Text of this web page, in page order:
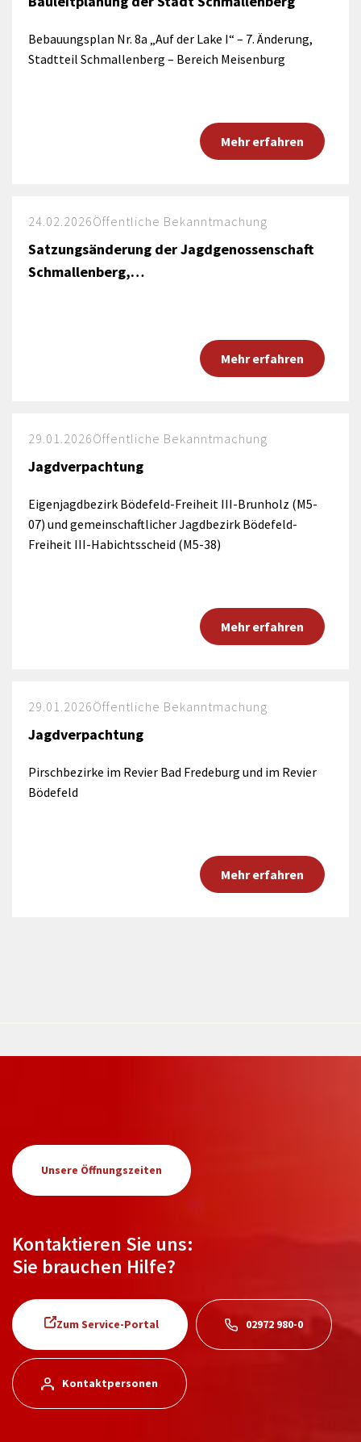
Bebauungsplan Nr. 8a „Auf der Lake I“ – 7. Änderung,
Stadtteil Schmallenberg – Bereich Meisenburg
Mehr erfahren
24.02.2026Öffentliche Bekanntmachung
Satzungsänderung der Jagdgenossenschaft
Schmallenberg,…
Mehr erfahren
29.01.2026Öffentliche Bekanntmachung
Jagdverpachtung
Eigenjagdbezirk Bödefeld-Freiheit III-Brunholz (M5-
07) und gemeinschaftlicher Jagdbezirk Bödefeld-
Freiheit III-Habichtsscheid (M5-38)
Mehr erfahren
29.01.2026Öffentliche Bekanntmachung
Jagdverpachtung
Pirschbezirke im Revier Bad Fredeburg und im Revier
Bödefeld
Mehr erfahren
Unsere Öffnungszeiten
Kontaktieren Sie uns:
Sie brauchen Hilfe?
Zum Service-Portal 02972 980-0
Kontaktpersonen